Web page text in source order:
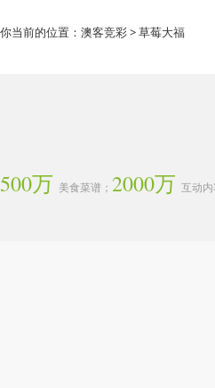
你当前的位置： 澳客竞彩> 草莓大福
500万 美食菜谱； 2000万 互动内